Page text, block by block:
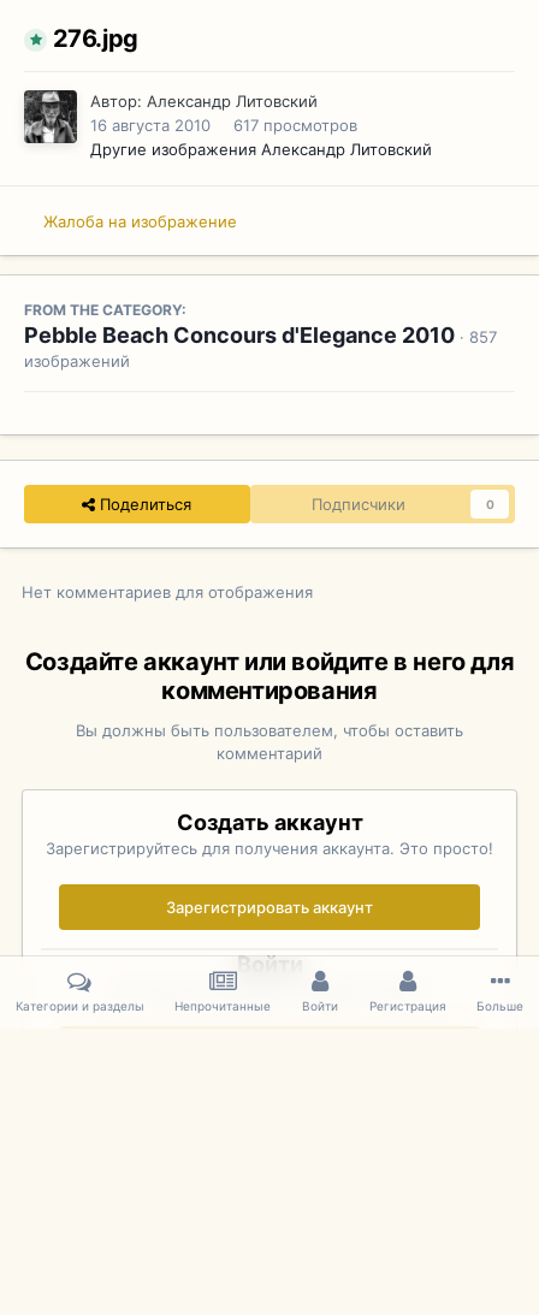
276.jpg
Автор: Александр Литовский
16 августа 2010
617 просмотров
Другие изображения Александр Литовский
Жалоба на изображение
FROM THE CATEGORY:
Pebble Beach Concours d'Elegance 2010 · 857
изображений
Поделиться Подписчики 0
Нет комментариев для отображения
Создайте аккаунт или войдите в него для
комментирования
Вы должны быть пользователем, чтобы оставить
комментарий
Создать аккаунт
Зарегистрируйтесь для получения аккаунта. Это просто!
Зарегистрировать аккаунт
Войти
Уже зарегистрированы? Войдите здесь.
Категории и разделы Непрочитанные Войти Регистрация Больше